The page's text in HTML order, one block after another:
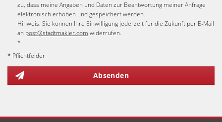
zu, dass meine Angaben und Daten zur Beantwortung meiner Anfrage
elektronisch erhoben und gespeichert werden.
Hinweis: Sie können Ihre Einwilligung jederzeit für die Zukunft per E-Mail
an post@stadtmakler.com widerrufen.
*
* Pflichtfelder
Absenden